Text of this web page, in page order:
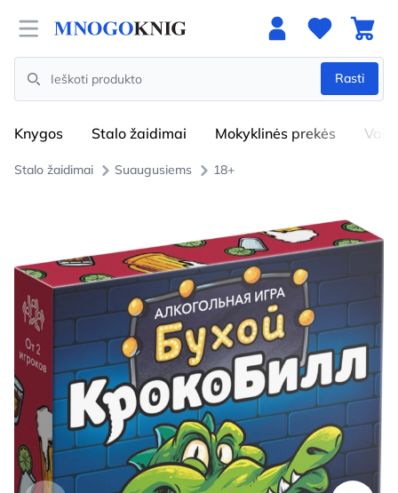
Open menu
Search
Rasti
Knygos Stalo žaidimai Mokyklinės prekės
Stalo žaidimai Suaugusiems 18+